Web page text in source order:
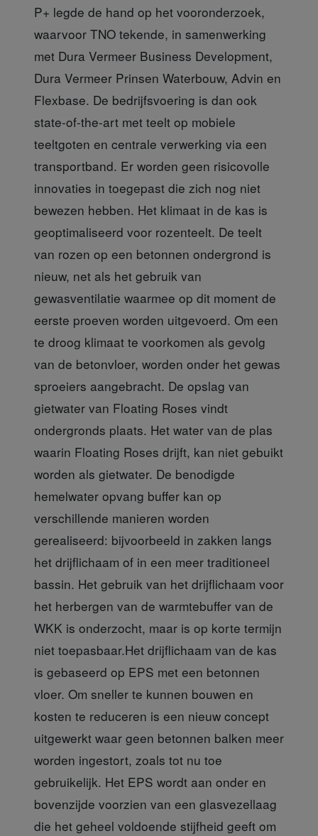
P+ legde de hand op het vooronderzoek,
waarvoor TNO tekende, in samenwerking
met Dura Vermeer Business Development,
Dura Vermeer Prinsen Waterbouw, Advin en
Flexbase. De bedrijfsvoering is dan ook
state-of-the-art met teelt op mobiele
teeltgoten en centrale verwerking via een
transportband. Er worden geen risicovolle
innovaties in toegepast die zich nog niet
bewezen hebben. Het klimaat in de kas is
geoptimaliseerd voor rozenteelt. De teelt
van rozen op een betonnen ondergrond is
nieuw, net als het gebruik van
gewasventilatie waarmee op dit moment de
eerste proeven worden uitgevoerd. Om een
te droog klimaat te voorkomen als gevolg
van de betonvloer, worden onder het gewas
sproeiers aangebracht. De opslag van
gietwater van Floating Roses vindt
ondergronds plaats. Het water van de plas
waarin Floating Roses drijft, kan niet gebuikt
worden als gietwater. De benodigde
hemelwater opvang buffer kan op
verschillende manieren worden
gerealiseerd: bijvoorbeeld in zakken langs
het drijflichaam of in een meer traditioneel
bassin. Het gebruik van het drijflichaam voor
het herbergen van de warmtebuffer van de
WKK is onderzocht, maar is op korte termijn
niet toepasbaar.Het drijflichaam van de kas
is gebaseerd op EPS met een betonnen
vloer. Om sneller te kunnen bouwen en
kosten te reduceren is een nieuw concept
uitgewerkt waar geen betonnen balken meer
worden ingestort, zoals tot nu toe
gebruikelijk. Het EPS wordt aan onder en
bovenzijde voorzien van een glasvezellaag
die het geheel voldoende stijfheid geeft om